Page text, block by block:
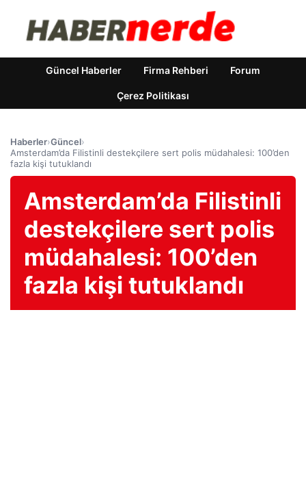
Güncel Haberler Firma Rehberi Forum
Çerez Politikası
Haberler›Güncel›
Amsterdam’da Filistinli destekçilere sert polis müdahalesi: 100’den
fazla kişi tutuklandı
Amsterdam’da Filistinli
destekçilere sert polis
müdahalesi: 100’den
fazla kişi tutuklandı